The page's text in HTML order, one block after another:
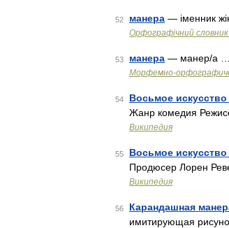
52 манера — іменник
Орфографічний словник
53 манера — манер/а …
Морфемно-
54 Восьмое
Жанр комедия
Википедия
55 Восьмое
Продюсер Лорен
Википедия
56 Карандашная
имитирующая